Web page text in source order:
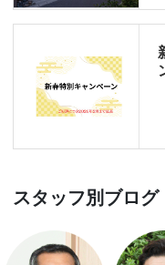
スタッフ別ブログ